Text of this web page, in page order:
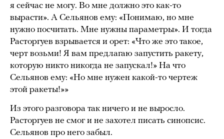
я сейчас не могу. Во мне должно это как-то
вырасти». А Сельянов ему: «Понимаю, но мне
нужно посчитать. Мне нужны параметры». И тогда
Расторгуев взрывается и орет: «Что же это такое,
черт возьми! Я вам предлагаю запустить ракету,
которую никто никогда не запускал!» На что
Сельянов ему: «Но мне нужен какой-то чертеж
этой ракеты!»»
Из этого разговора так ничего и не выросло.
Расторгуев не смог и не захотел писать синопсис.
Сельянов про него забыл.